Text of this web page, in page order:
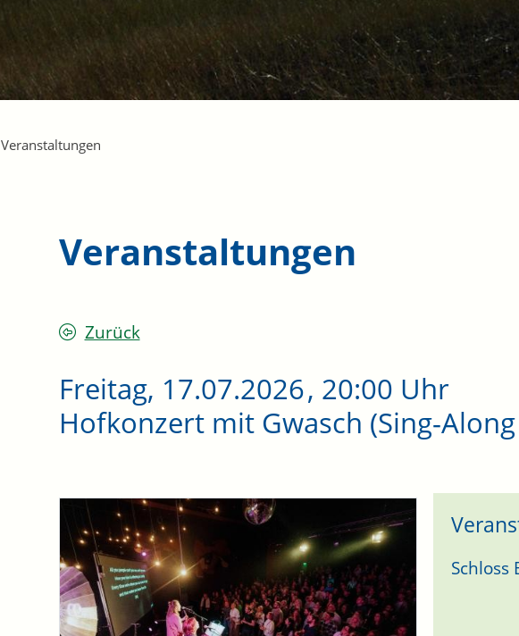
Veranstaltungen
Veranstaltungen
Zurück
Freitag, 17.07.2026, 20:00 Uhr
Hofkonzert mit Gwasch (Sing-
Schloss